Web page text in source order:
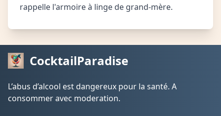
rappelle l'armoire à linge de grand-mère.
CocktailParadise
L’abus d’alcool est dangereux pour la santé. A
consommer avec moderation.